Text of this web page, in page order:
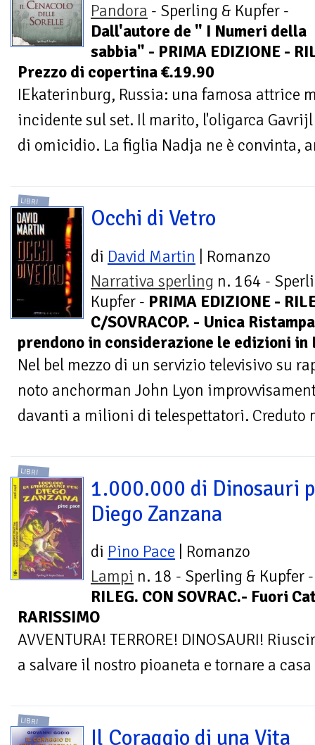
Pandora - Sperling & Kupfer -
Dall'autore de " I Numeri della
sabbia" - PRIMA EDIZIONE -
Prezzo di copertina €.19.90
IEkaterinburg, Russia: una famosa attrice
incidente sul set. Il marito, l'oligarca
di omicidio. La figlia Nadja ne è convinta,
LIBRI
Occhi di Vetro
di David Martin | Romanzo
Narrativa sperling n. 164 -
Kupfer - PRIMA EDIZIONE -
C/SOVRACOP. - Unica
prendono in considerazione le edizioni in
Nel bel mezzo di un servizio televisivo su
noto anchorman John Lyon
davanti a milioni di telespettatori. Creduto
LIBRI
1.000.000 di Dinosauri
Diego Zanzana
di Pino Pace | Romanzo
Lampi n. 18 - Sperling & Kupfer -
RILEG. CON SOVRAC.- Fuori
RARISSIMO
AVVENTURA! TERRORE! DINOSAURI!
a salvare il nostro pioaneta e tornare a
LIBRI
Il Coraggio di una Vita